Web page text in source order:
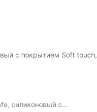
с покрытием Soft touch,
силиконовый с